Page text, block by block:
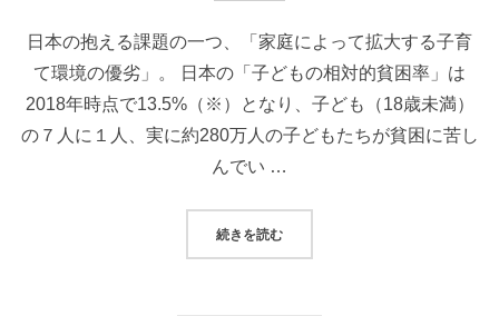
日本の抱える課題の一つ、「家庭によって拡大する子育
て環境の優劣」。 日本の「子どもの相対的貧困率」は
2018年時点で13.5%（※）となり、子ども（18歳未満）
の７人に１人、実に約280万人の子どもたちが貧困に苦し
んでい …
続きを読む“#事業実践1 子育て支援事業につい